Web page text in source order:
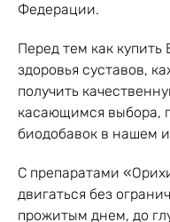
Федерации.
Перед тем как
здоровья суставов,
получить
касающимся выбора,
биодобавок в нашем
С препаратами
двигаться без
прожитым днем, до